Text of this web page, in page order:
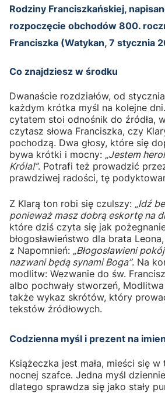
Rodziny Franciszkańskiej,
rozpoczęcie obchodów 800.
Franciszka (Watykan, 7 stycznia
Co znajdziesz w środku
Dwanaście rozdziałów, od
każdym krótka myśl na kolejne
cytatem stoi odnośnik do źródła,
czytasz słowa Franciszka, czy
pochodzą. Dwa głosy, które się
bywa krótki i mocny: „Jestem
Króla!”. Potrafi też prowadzić
prawdziwej radości, tę
Z Klarą ton robi się czulszy: „Idź
ponieważ masz dobrą eskortę na
które dziś czyta się jak
błogosławieństwo dla brata
z Napomnień: „Błogosławieni
nazwani będą synami Boga”. Na
modlitw: Wezwanie do św.
albo pochwały stworzeń,
także wykaz skrótów, który
tekstów źródłowych.
Codzienna myśl i prezent na
Książeczka jest mała, mieści się
nocnej szafce. Jedna myśl
dlatego sprawdza się jako stały